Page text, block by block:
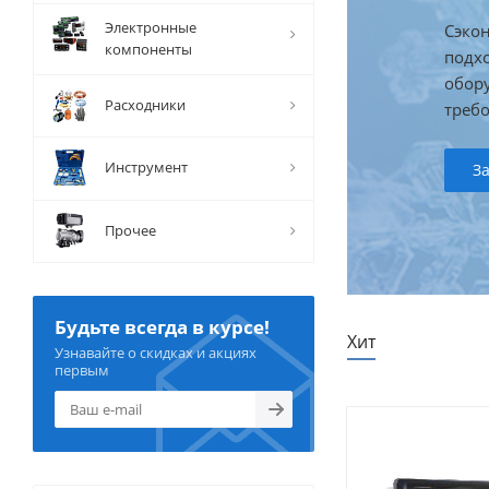
В
Хит
Электронные
компоненты
Расходники
Инструмент
Прочее
Будьте всегда в курсе!
Узнавайте о скидках и акциях
первым